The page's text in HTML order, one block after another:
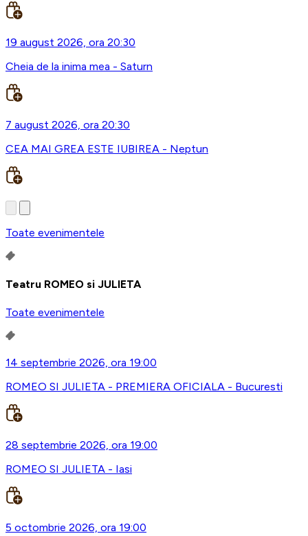
19 august 2026, ora 20:30
Cheia de la inima mea - Saturn
7 august 2026, ora 20:30
CEA MAI GREA ESTE IUBIREA - Neptun
Toate evenimentele
Teatru ROMEO si JULIETA
Toate evenimentele
14 septembrie 2026, ora 19:00
ROMEO SI JULIETA - PREMIERA OFICIALA - Bucuresti
28 septembrie 2026, ora 19:00
ROMEO SI JULIETA - Iasi
5 octombrie 2026, ora 19:00